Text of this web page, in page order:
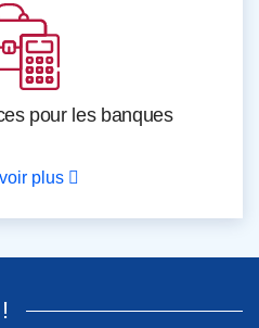
pour les banques
plus